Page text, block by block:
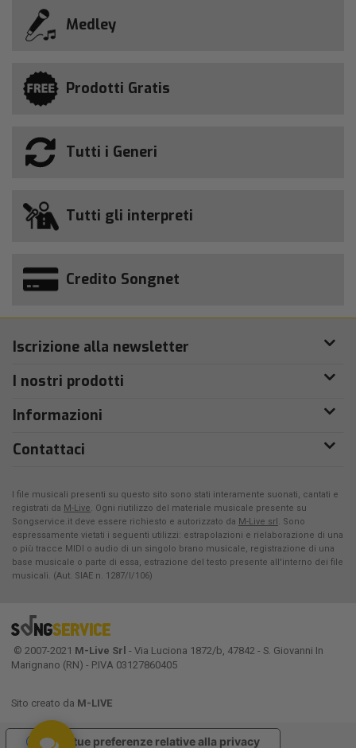
Medley
Prodotti Gratis
Tutti i Generi
Tutti gli interpreti
Credito Songnet
Iscrizione alla newsletter
I nostri prodotti
Informazioni
Contattaci
I file musicali presenti su questo sito sono stati interamente suonati, cantati e
registrati da M-Live. Ogni riutilizzo del materiale musicale presente su
Songservice.it deve essere richiesto e autorizzato da M-Live srl . Sono
espressamente vietati i seguenti utilizzi: estrapolazioni e rielaborazione di una
o più tracce MIDI o audio di un singolo brano musicale, registrazione di una
base musicale o parte di essa, estrazione del testo presente all'interno dei file
musicali. (Aut. SIAE n. 1287/I/106)
© 2007-2021 M-Live Srl - Via Luciona 1872/b, 47842 - S. Giovanni In
Marignano (RN) - P.IVA 03127860405
Sito creato da M-LIVE
Le tue preferenze relative alla privacy